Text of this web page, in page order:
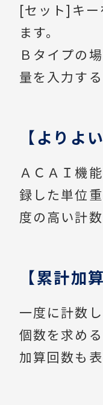
[セット]キ
ます。
Ｂタイプの
量を入力す
【よりよ
ＡＣＡＩ機
録した単位
度の高い計
【累計加
一度に計数
個数を求め
加算回数も表